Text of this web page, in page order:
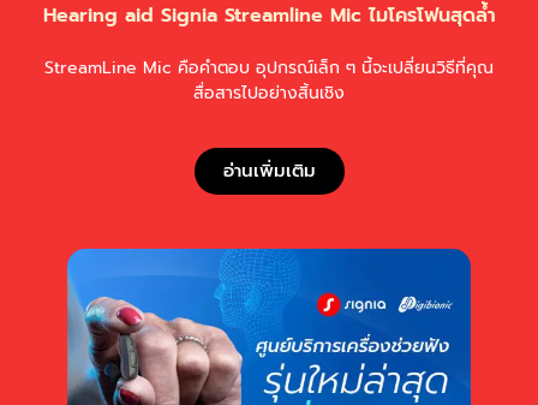
Hearing aid Signia Streamline Mic ไมโครโฟนสุดล้ำ
StreamLine Mic คือคำตอบ อุปกรณ์เล็ก ๆ นี้จะเปลี่ยนวิธีที่คุณ
สื่อสารไปอย่างสิ้นเชิง
อ่านเพิ่มเติม